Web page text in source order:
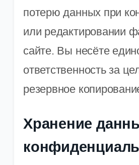
потерю данных при
или редактировании
сайте. Вы несёте
ответственность за
резервное
Хранение